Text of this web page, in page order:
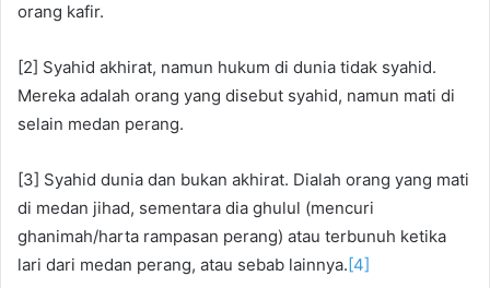
orang kafir.
[2] Syahid akhirat, namun hukum di dunia tidak syahid.
Mereka adalah orang yang disebut syahid, namun mati di
selain medan perang.
[3] Syahid dunia dan bukan akhirat. Dialah orang yang mati
di medan jihad, sementara dia ghulul (mencuri
ghanimah/harta rampasan perang) atau terbunuh ketika
lari dari medan perang, atau sebab lainnya. [4]